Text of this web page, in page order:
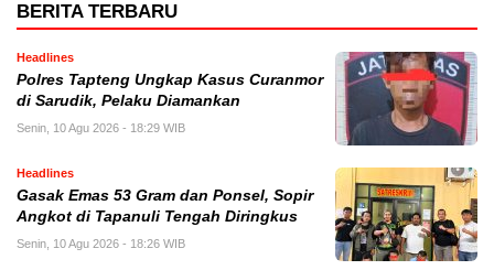
BERITA TERBARU
Headlines
Polres Tapteng Ungkap Kasus Curanmor
di Sarudik, Pelaku Diamankan
Senin, 10 Agu 2026 - 18:29 WIB
Headlines
Gasak Emas 53 Gram dan Ponsel, Sopir
Angkot di Tapanuli Tengah Diringkus
Senin, 10 Agu 2026 - 18:26 WIB